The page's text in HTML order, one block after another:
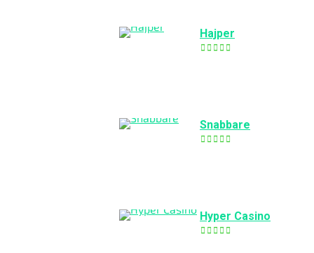
Hajper
Snabbare
Hyper Casino